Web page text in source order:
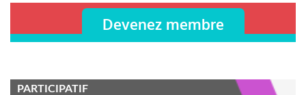
Devenez membre
PARTICIPATIF